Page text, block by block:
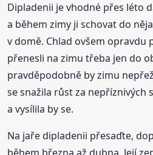
Dipladenii je vhodné přes léto
a během zimy ji schovat do
v domě. Chlad ovšem opravdu
přenesli na zimu třeba jen do
pravděpodobně by zimu
se snažila růst za nepříznivých
a vysílila by se.
Na jaře dipladenii přesaďte,